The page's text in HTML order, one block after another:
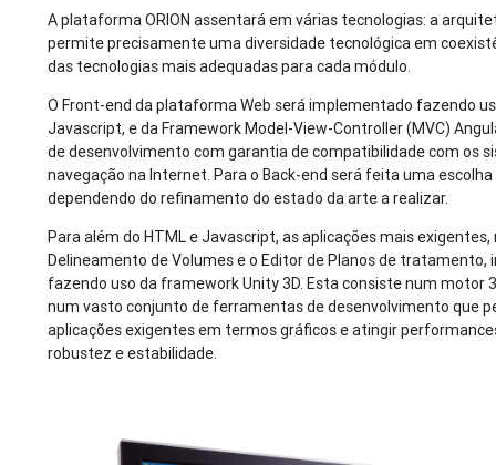
A plataforma ORION assentará em várias tecnologias: a
permite precisamente uma diversidade tecnológica em
das tecnologias mais adequadas para cada módulo.
O Front-end da plataforma Web será implementado fazendo
Javascript, e da Framework Model-View-Controller (MVC)
de desenvolvimento com garantia de compatibilidade com os
navegação na Internet. Para o Back-end será feita uma
dependendo do refinamento do estado da arte a realizar.
Para além do HTML e Javascript, as aplicações mais
Delineamento de Volumes e o Editor de Planos de
fazendo uso da framework Unity 3D. Esta consiste num motor
num vasto conjunto de ferramentas de desenvolvimento que
aplicações exigentes em termos gráficos e atingir
robustez e estabilidade.